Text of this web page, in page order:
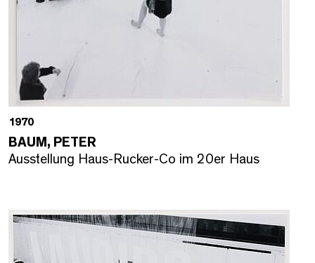
1970
BAUM, PETER
Ausstellung Haus-Rucker-Co im 20er Haus